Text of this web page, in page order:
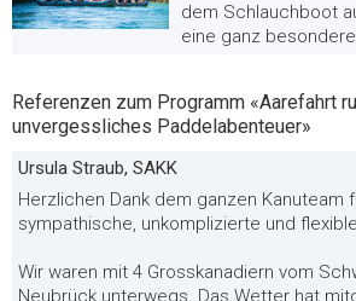
dem Schlauchboot
eine ganz
Referenzen zum Programm «Aarefahrt
unvergessliches Paddelabenteuer»
Ursula Straub, SAKK
Herzlichen Dank dem ganzen Kanuteam
sympathische, unkomplizierte und
Wir waren mit 4 Grosskanadiern vom
Neubrück unterwegs. Das Wetter hat